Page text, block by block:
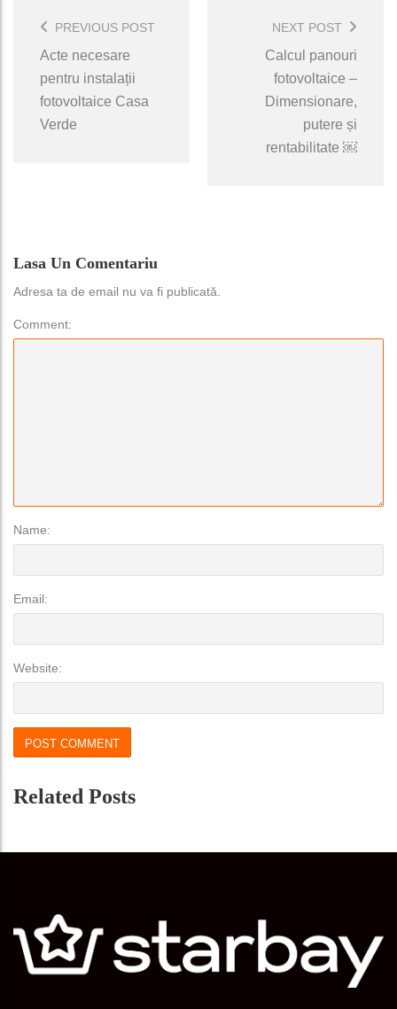
Navigation
PREVIOUS POST
Acte necesare
pentru instalații
fotovoltaice Casa
Verde
NEXT POST
Calcul panouri
fotovoltaice –
Dimensionare,
putere și
rentabilitate ￼
Lasa Un Comentariu
Adresa ta de email nu va fi publicată.
Comment:
Name:
Email:
Website:
Related Posts